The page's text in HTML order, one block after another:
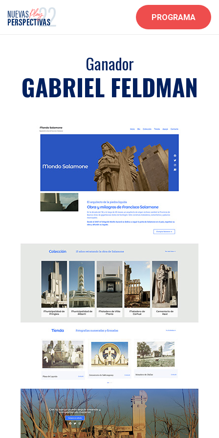
PROGRAMA
Ganador
GABRIEL FELDMAN